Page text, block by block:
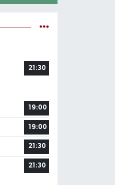
21:30
19:00
19:00
21:30
21:30